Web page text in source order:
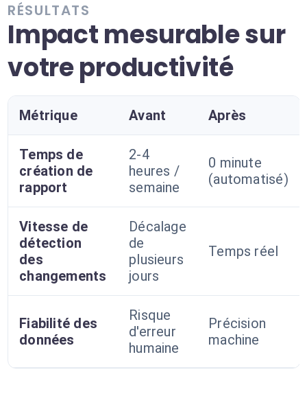
RÉSULTATS
Impact mesurable sur
votre productivité
Métrique Avant Après
Temps de
création de
rapport
2-4
heures /
semaine
0 minute
(automatisé)
Vitesse de
détection
des
changements
Décalage
de
plusieurs
jours
Temps réel
Fiabilité des
données
Risque
d'erreur
humaine
Précision
machine